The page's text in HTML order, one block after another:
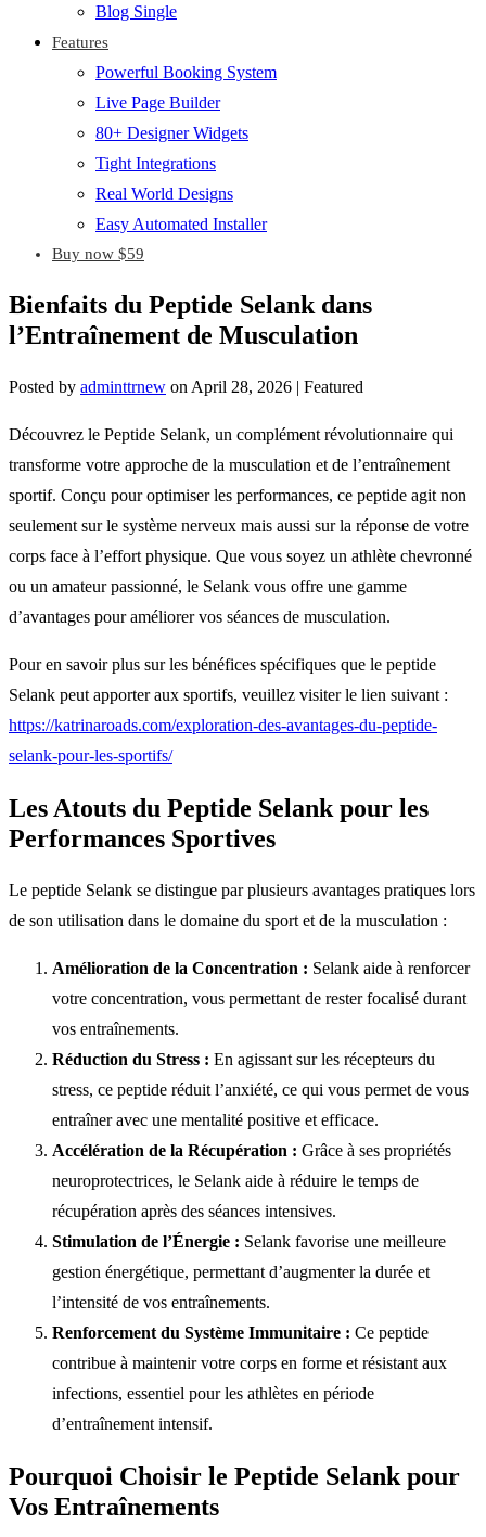
Blog Single
Features
Powerful Booking System
Live Page Builder
80+ Designer Widgets
Tight Integrations
Real World Designs
Easy Automated Installer
Buy now $59
Bienfaits du Peptide Selank dans
l’Entraînement de Musculation
Posted by adminttrnew on April 28, 2026 | Featured
Découvrez le Peptide Selank, un complément révolutionnaire qui
transforme votre approche de la musculation et de l’entraînement
sportif. Conçu pour optimiser les performances, ce peptide agit non
seulement sur le système nerveux mais aussi sur la réponse de votre
corps face à l’effort physique. Que vous soyez un athlète chevronné
ou un amateur passionné, le Selank vous offre une gamme
d’avantages pour améliorer vos séances de musculation.
Pour en savoir plus sur les bénéfices spécifiques que le peptide
Selank peut apporter aux sportifs, veuillez visiter le lien suivant :
https://katrinaroads.com/exploration-des-avantages-du-peptide-
selank-pour-les-sportifs/
Les Atouts du Peptide Selank pour les
Performances Sportives
Le peptide Selank se distingue par plusieurs avantages pratiques lors
de son utilisation dans le domaine du sport et de la musculation :
Amélioration de la Concentration : Selank aide à renforcer
votre concentration, vous permettant de rester focalisé durant
vos entraînements.
Réduction du Stress : En agissant sur les récepteurs du
stress, ce peptide réduit l’anxiété, ce qui vous permet de vous
entraîner avec une mentalité positive et efficace.
Accélération de la Récupération : Grâce à ses propriétés
neuroprotectrices, le Selank aide à réduire le temps de
récupération après des séances intensives.
Stimulation de l’Énergie : Selank favorise une meilleure
gestion énergétique, permettant d’augmenter la durée et
l’intensité de vos entraînements.
Renforcement du Système Immunitaire : Ce peptide
contribue à maintenir votre corps en forme et résistant aux
infections, essentiel pour les athlètes en période
d’entraînement intensif.
Pourquoi Choisir le Peptide Selank pour
Vos Entraînements